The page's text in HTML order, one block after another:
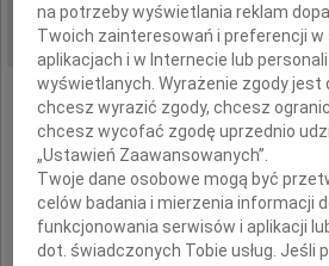
DATA EMISJI: 08.02.2011
na potrzeby wyświetlania reklam
Twoich zainteresowań i preferencji
aplikacjach i w Internecie lub
wyświetlanych. Wyrażenie zgody jest
chcesz wyrazić zgody, chcesz
chcesz wycofać zgodę uprzednio
„Ustawień Zaawansowanych”.
Twoje dane osobowe mogą być
celów badania i mierzenia informacji
funkcjonowania serwisów i aplikacji
dot. świadczonych Tobie usług. Jeśli